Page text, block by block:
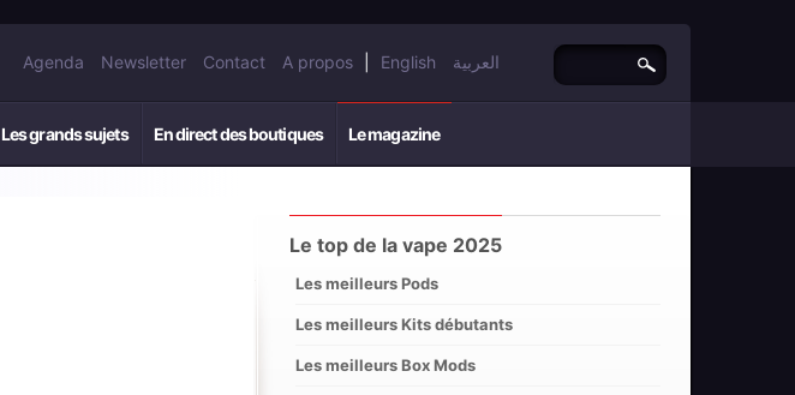
Agenda Newsletter Contact A propos English العربية
Les grands sujets En direct des boutiques Le magazine
Le top de la vape 2025
Les meilleurs Pods
Les meilleurs Kits débutants
Les meilleurs Box Mods